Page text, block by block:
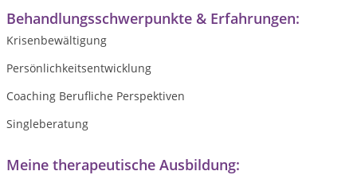
Behandlungsschwerpunkte & Erfahrungen:
Krisenbewältigung
Persönlichkeitsentwicklung
Coaching Berufliche Perspektiven
Singleberatung
Meine therapeutische Ausbildung: